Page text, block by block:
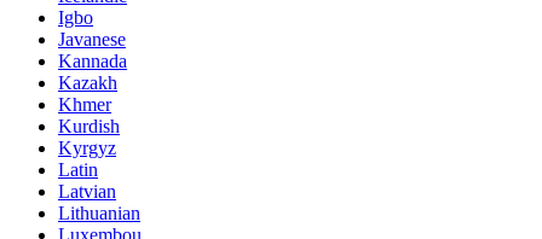
Igbo
Javanese
Kannada
Kazakh
Khmer
Kurdish
Kyrgyz
Latin
Latvian
Lithuanian